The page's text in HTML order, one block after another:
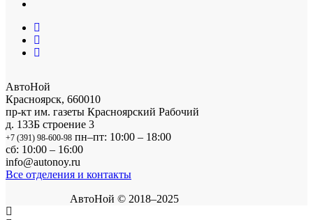
АвтоНой
Красноярск, 660010
пр-кт им. газеты Красноярский Рабочий
д. 133Б строение 3
+7 (391) 98-600-98 пн–пт: 10:00 – 18:00
сб: 10:00 – 16:00
info@autonoy.ru
Все отделения и контакты
АвтоНой © 2018–2025